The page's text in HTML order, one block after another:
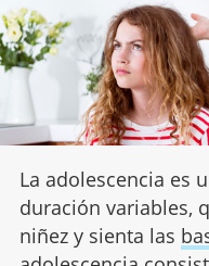
La adolescencia es
duración variables,
niñez y sienta las